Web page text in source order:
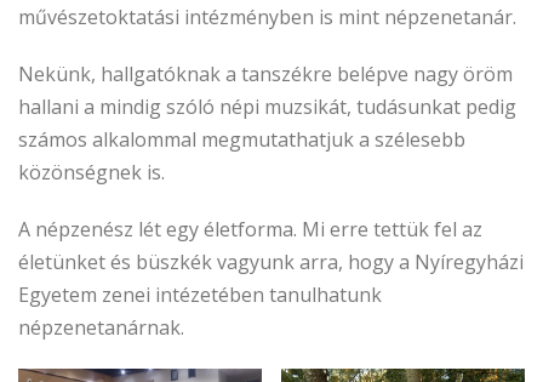
művészetoktatási intézményben is mint népzenetanár.
Nekünk, hallgatóknak a tanszékre belépve nagy öröm
hallani a mindig szóló népi muzsikát, tudásunkat pedig
számos alkalommal megmutathatjuk a szélesebb
közönségnek is.
A népzenész lét egy életforma. Mi erre tettük fel az
életünket és büszkék vagyunk arra, hogy a Nyíregyházi
Egyetem zenei intézetében tanulhatunk
népzenetanárnak.